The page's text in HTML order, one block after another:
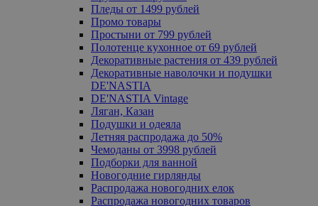
Пледы от 1499 рублей
Промо товары
Простыни от 799 рублей
Полотенце кухонное от 69 рублей
Декоративные растения от 439 рублей
Декоративные наволочки и подушки
DE'NASTIA
DE'NASTIA Vintage
Ляган, Казан
Подушки и одеяла
Летняя распродажа до 50%
Чемоданы от 3998 рублей
Подборки для ванной
Новогодние гирлянды
Распродажа новогодних елок
Распродажа новогодних товаров